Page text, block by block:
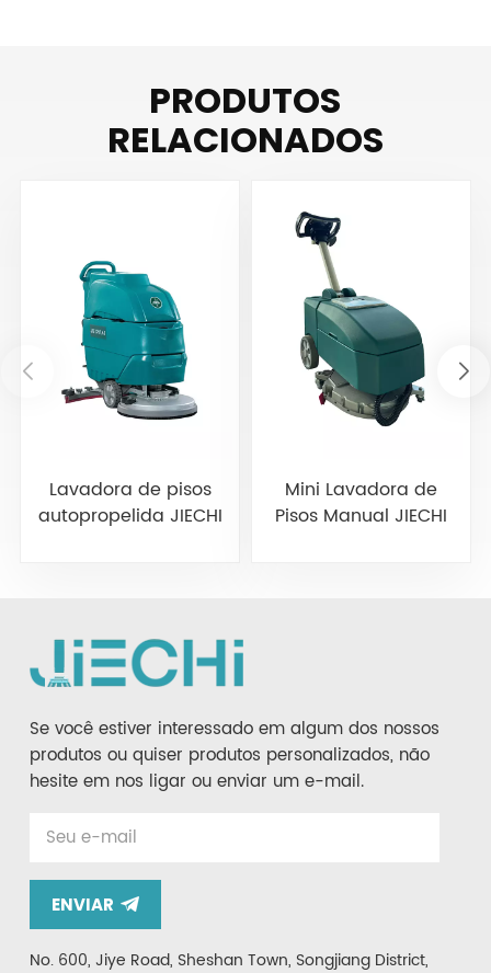
PRODUTOS
RELACIONADOS
Lavadora de pisos
autopropelida JIECHI
Mini Lavadora de
Pisos Manual JIECHI
Se você estiver interessado em algum dos nossos
produtos ou quiser produtos personalizados, não
hesite em nos ligar ou enviar um e-mail.
ENVIAR
No. 600, Jiye Road, Sheshan Town, Songjiang District,